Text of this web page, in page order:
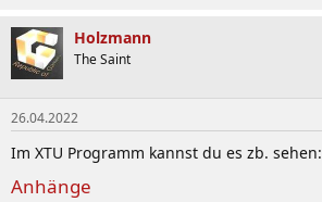
Holzmann
The Saint
26.04.2022
Im XTU Programm kannst du es zb. sehen:
Anhänge